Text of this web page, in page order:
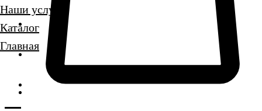
Наши услуги
Каталог
Главная